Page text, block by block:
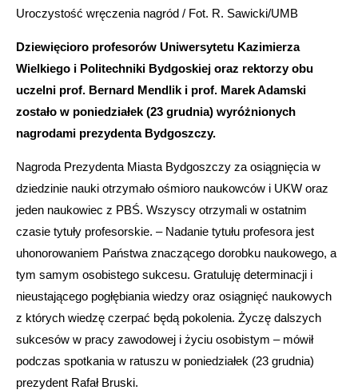
Uroczystość wręczenia nagród / Fot. R. Sawicki/UMB
Dziewięcioro profesorów Uniwersytetu Kazimierza
Wielkiego i Politechniki Bydgoskiej oraz rektorzy obu
uczelni prof. Bernard Mendlik i prof. Marek Adamski
zostało w poniedziałek (23 grudnia) wyróżnionych
nagrodami prezydenta Bydgoszczy.
Nagroda Prezydenta Miasta Bydgoszczy za osiągnięcia w
dziedzinie nauki otrzymało ośmioro naukowców i UKW oraz
jeden naukowiec z PBŚ. Wszyscy otrzymali w ostatnim
czasie tytuły profesorskie. – Nadanie tytułu profesora jest
uhonorowaniem Państwa znaczącego dorobku naukowego, a
tym samym osobistego sukcesu. Gratuluję determinacji i
nieustającego pogłębiania wiedzy oraz osiągnięć naukowych
z których wiedzę czerpać będą pokolenia. Życzę dalszych
sukcesów w pracy zawodowej i życiu osobistym – mówił
podczas spotkania w ratuszu w poniedziałek (23 grudnia)
prezydent Rafał Bruski.